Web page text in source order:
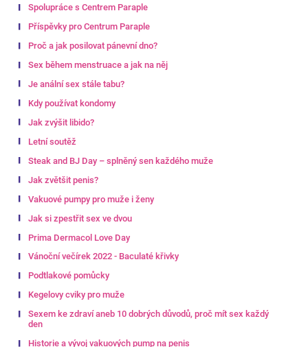
Spolupráce s Centrem Paraple
Příspěvky pro Centrum Paraple
Proč a jak posilovat pánevní dno?
Sex během menstruace a jak na něj
Je anální sex stále tabu?
Kdy používat kondomy
Jak zvýšit libido?
Letní soutěž
Steak and BJ Day – splněný sen každého muže
Jak zvětšit penis?
Vakuové pumpy pro muže i ženy
Jak si zpestřit sex ve dvou
Prima Dermacol Love Day
Vánoční večírek 2022 - Baculaté křivky
Podtlakové pomůcky
Kegelovy cviky pro muže
Sexem ke zdraví aneb 10 dobrých důvodů, proč mít sex každý
den
Historie a vývoj vakuových pump na penis